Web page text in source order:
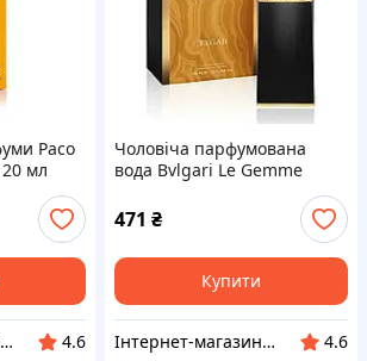
Paco
мл
Інтернет-магазин "Klever"
4.6
Чоловіча парфумована
вода Bvlgari Le Gemme
471 ₴
Купити
Інтернет-магазин "Klever"
4.6